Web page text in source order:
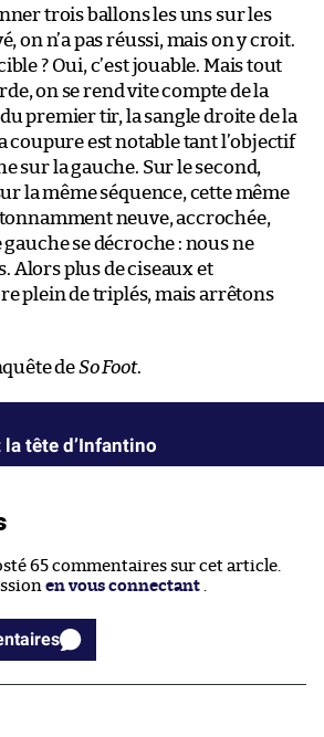
trois ballons les uns sur les
on n’a pas réussi, mais on y croit.
? Oui, c’est jouable. Mais tout
on se rend vite compte de la
premier tir, la sangle droite de la
coupure est notable tant l’objectif
sur la gauche. Sur le second,
la même séquence, cette même
neuve, accrochée,
se décroche : nous ne
Alors plus de ciseaux et
plein de triplés, mais arrêtons
deSo Foot.
tête d’Infantino
65 commentaires sur cet article.
en vous connectant